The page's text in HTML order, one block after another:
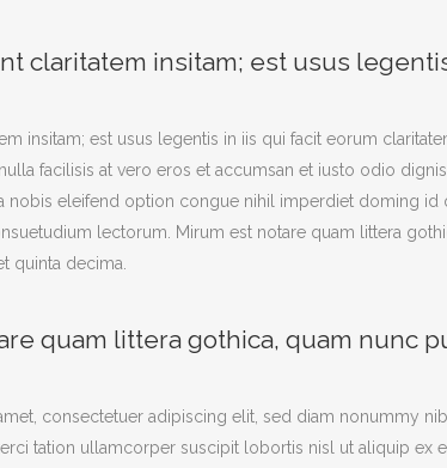
claritatem insitam; est usus
insitam; est usus legentis in iis qui facit eorum
facilisis at vero eros et accumsan et iusto odio
nobis eleifend option congue nihil imperdiet doming id
lectorum. Mirum est notare quam littera
quinta decima.
quam littera gothica, quam nunc
consectetuer adipiscing elit, sed diam nonummy
tation ullamcorper suscipit lobortis nisl ut aliquip